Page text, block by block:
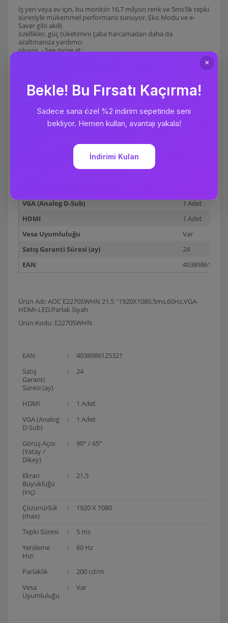
İş yeri veya ev için, bu monitör 16,7 milyon renk ve 5ms'lik tepki
süresiyle mükemmel performans sunuyor. Eko Modu ve e-
Saver gibi akıllı
özellikler, güç tüketimini çaba harcamadan daha da
azaltmanıza yardımcı
oluyor. - See more at:
europe.com/tr/products/e2270swhn#sthash.4mufOJ6R.dpuf
europe.com/tr/products/e2270swhn#sthash.4mufOJ6R.dpuf
Ekran Büyüklüğü (inç)
21,5
Çözünürlük (max)
VGA (Analog D-Sub)
1 Adet
HDMI
1 Adet
Vesa Uyumluluğu
Var
Satış Garanti Süresi (ay)
24
EAN
Ürün Adı: AOC E2270SWHN 21,5 ''1920X1080,5ms,60Hz,VGA-
HDMI-LED,Parlak Siyah
Ürün Kodu: E2270SWHN
EAN :
4038986125321
Satış
Garanti
Süresi (ay)
: 24
HDMI :
1 Adet
VGA (Analog
D-Sub)
: 1 Adet
Görüş Açısı
(Yatay /
Dikey)
: 90° / 65°
Ekran
Büyüklüğü
(inç)
: 21,5
Çözünürlük
(max)
: 1920 X 1080
Tepki Süresi :
5 ms
Yenileme
Hızı
: 60 Hz
Parlaklık :
200 cd/m
Vesa
Uyumluluğu
: Var